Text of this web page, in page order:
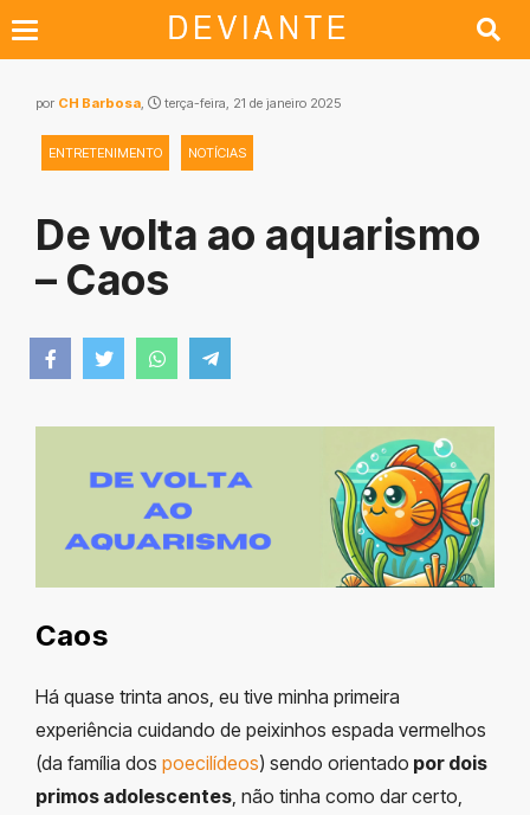
por CH Barbosa, terça-feira, 21 de janeiro 2025
ENTRETENIMENTO NOTÍCIAS
De volta ao aquarismo
– Caos
Caos
Há quase trinta anos, eu tive minha primeira
experiência cuidando de peixinhos espada vermelhos
(da família dos poecilídeos) sendo orientado por dois
primos adolescentes , não tinha como dar certo,